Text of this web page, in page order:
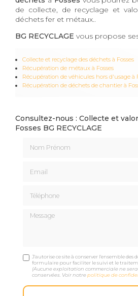
de collecte, de recyclage et
déchets fer et métaux..
BG RECYCLAGE vous propose
Collecte et recyclage des déchets à Fosses
Récupération de métaux à Fosses
Récupération de véhicules hors d'usage à
Récupération de déchets de chantier à
Consultez-nous : Collecte et
Fosses BG RECYCLAGE
Message
J'autorise ce site à conserver l'ensemble des
formulaire pour faciliter le suivi et le
(Aucune exploitation commerciale ne
conservées. Voir notrepolitique de